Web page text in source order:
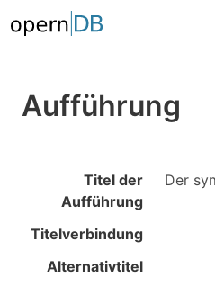
Aufführung
Titel der
Aufführung
Der
Titelverbindung
Alternativtitel